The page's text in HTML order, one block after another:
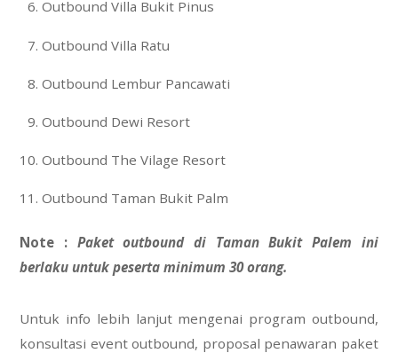
Outbound Villa Bukit Pinus
Outbound Villa Ratu
Outbound Lembur Pancawati
Outbound Dewi Resort
Outbound The Vilage Resort
Outbound Taman Bukit Palm
Note : Paket outbound di Taman Bukit Palem ini
berlaku untuk peserta minimum 30 orang.
Untuk info lebih lanjut mengenai program outbound,
konsultasi event outbound, proposal penawaran paket